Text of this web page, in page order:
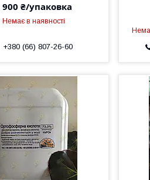
900 ₴/упаковка
Немає в наявності
+380 (66) 807-26-60